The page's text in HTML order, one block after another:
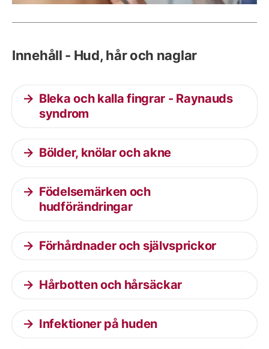
Innehåll - Hud, hår och naglar
Bleka och kalla fingrar - Raynauds
syndrom
Bölder, knölar och akne
Födelsemärken och
hudförändringar
Förhårdnader och självsprickor
Hårbotten och hårsäckar
Infektioner på huden